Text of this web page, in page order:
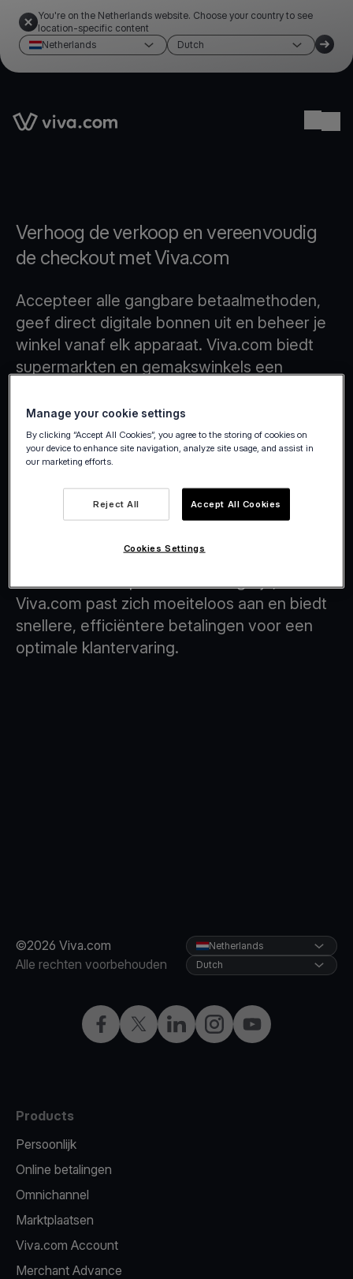
You're on the Netherlands website. Choose your country to see
location-specific content
Netherlands
Dutch
Link to the homepage
Verhoog de verkoop en vereenvoudig
de checkout met Viva.com
Accepteer alle gangbare betaalmethoden,
geef direct digitale bonnen uit en beheer je
winkel vanaf elk apparaat. Viva.com biedt
supermarkten en gemakswinkels een
te verwerken.
Afrekenprocessen met Tap on Any
Wat uw afrekenproces ook mag zijn,
Viva.com past zich moeiteloos aan en biedt
snellere, efficiëntere betalingen voor een
optimale klantervaring.
©2026 Viva.com
Alle rechten voorbehouden
FacebookTwitterLinkedInInstagramYouTube
Netherlands
Dutch
Products
Persoonlijk
Online betalingen
Omnichannel
Marktplaatsen
Viva.com Account
Merchant Advance
Manage your cookie settings
By clicking “Accept All Cookies”, you agree to the storing of cookies on
your device to enhance site navigation, analyze site usage, and assist in
our marketing efforts.
Reject All Accept All Cookies
Cookies Settings